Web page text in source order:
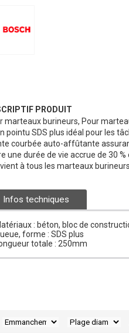
PRODUIT
marteaux burineurs, Pour
pointu SDS plus idéal pour les
courbée auto-affûtante
une durée de vie accrue de 30
à tous les marteaux burineurs
Infos techniques
: béton, bloc de
forme : SDS plus
totale : 250mm